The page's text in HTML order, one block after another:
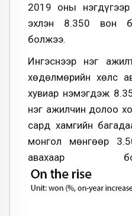
2019 оны
эхлэн 8.350 вон
болжээ.
Ингэснээр нэг
хөдөлмөрийн хөлс
хувиар нэмэгдэж
нэг ажилчин долоо
сард хамгийн
монгол мөнгөөр
авахаар